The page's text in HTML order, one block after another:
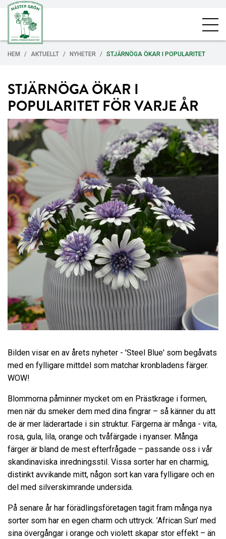
HEM AKTUELLT NYHETER STJÄRNÖGA ÖKAR I POPULARITET
STJÄRNÖGA ÖKAR I
POPULARITET FÖR VARJE ÅR
Bilden visar en av årets nyheter - 'Steel Blue' som begåvats
med en fylligare mittdel som matchar kronbladens färger.
WOW!
Blommorna påminner mycket om en Prästkrage i formen,
men när du smeker dem med dina fingrar – så känner du att
de är mer läderartade i sin struktur. Färgerna är många - vita,
rosa, gula, lila, orange och tvåfärgade i nyanser. Många
färger är bland de mest efterfrågade – passande oss i vår
skandinaviska inredningsstil. Vissa sorter har en charmig,
distinkt avvikande mitt, någon sort kan vara fylligare och en
del med silverskimrande undersida.
På senare år har förädlingsföretagen tagit fram många nya
sorter som har en egen charm och uttryck. ’African Sun’ med
sina övergångar i orange och violett skapar stor effekt – än